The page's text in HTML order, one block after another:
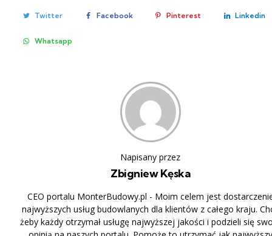
Twitter Facebook Pinterest Linkedin
Whatsapp
Napisany przez
Zbigniew Kęska
CEO portalu MonterBudowy.pl - Moim celem jest
najwyższych usług budowlanych dla klientów z całego kraju.
żeby każdy otrzymał usługę najwyższej jakości i podzieli się